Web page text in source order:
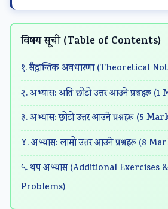
विषय सूची (Table of Contents)
१. सैद्धान्तिक अवधारणा (Theoretical
२. अभ्यास: अति छोटो उत्तर आउने प्रश्नहरू
३. अभ्यास: छोटो उत्तर आउने प्रश्नहरू (5
४. अभ्यास: लामो उत्तर आउने प्रश्नहरू (8
५. थप अभ्यास (Additional Exercises
Problems)